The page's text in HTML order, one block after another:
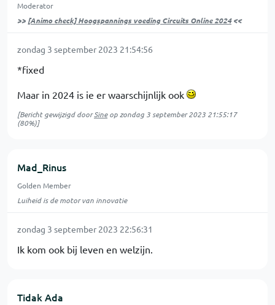
Moderator
>> [Animo check] Hoogspannings voeding Circuits Online 2024<<
zondag 3 september 2023 21:54:56
*fixed
Maar in 2024 is ie er waarschijnlijk ook
[Bericht gewijzigd doorSineop zondag 3 september 2023 21:55:17
(80%)]
Mad_Rinus
Golden Member
Luiheid is de motor van innovatie
zondag 3 september 2023 22:56:31
Ik kom ook bij leven en welzijn.
Tidak Ada